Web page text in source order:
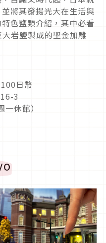
將其發揚光大在生活與
色鹽類介紹，其中必看
岩鹽製成的聖金加雕
日幣
3
休館）